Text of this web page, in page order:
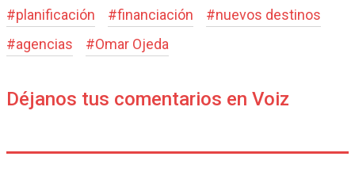
#planificación #financiación #nuevos destinos
#agencias #Omar Ojeda
Déjanos tus comentarios en Voiz